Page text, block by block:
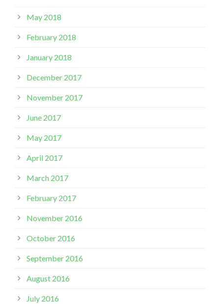
May 2018
February 2018
January 2018
December 2017
November 2017
June 2017
May 2017
April 2017
March 2017
February 2017
November 2016
October 2016
September 2016
August 2016
July 2016